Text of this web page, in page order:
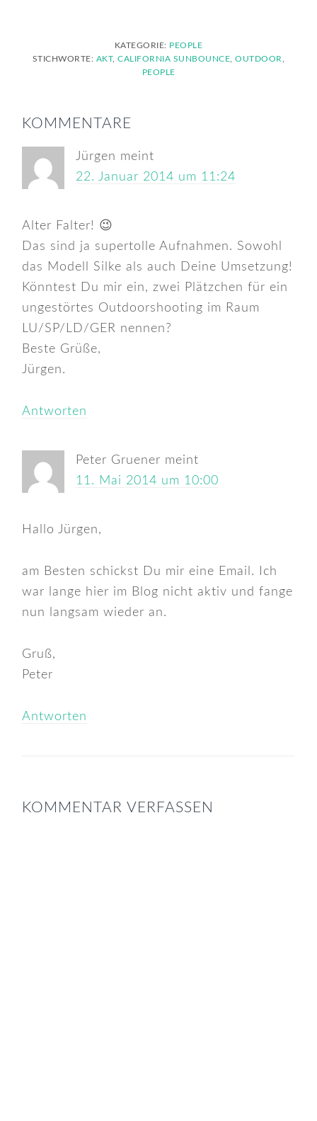
KATEGORIE: PEOPLE
STICHWORTE: AKT,CALIFORNIA SUNBOUNCE ,OUTDOOR
PEOPLE
INTERAKTIONEN
KOMMENTARE
Jürgen meint
22. Januar 2014 um 11:24
Alter Falter! 😉
Das sind ja supertolle Aufnahmen. Sowohl
das Modell Silke als auch Deine Umsetzung!
Könntest Du mir ein, zwei Plätzchen für ein
ungestörtes Outdoorshooting im Raum
LU/SP/LD/GER nennen?
Beste Grüße,
Jürgen.
Antworten
Peter Gruener meint
11. Mai 2014 um 10:00
Hallo Jürgen,
am Besten schickst Du mir eine Email. Ich
war lange hier im Blog nicht aktiv und fange
nun langsam wieder an.
Gruß,
Peter
Antworten
KOMMENTAR VERFASSEN